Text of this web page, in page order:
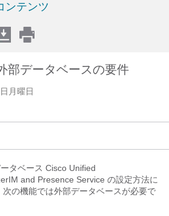
ンテンツ
月曜日
部データベースの要件
タベース Cisco Unified
IM and Presence Service の設定方法に
の機能では外部データベースが必要で